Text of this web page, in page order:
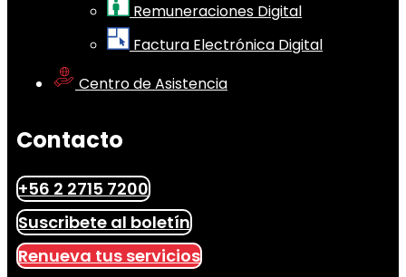
Remuneraciones Digital
Factura Electrónica Digital
Centro de Asistencia
Contacto
+56 2 2715 7200
Suscribete al boletín
Renueva tus servicios